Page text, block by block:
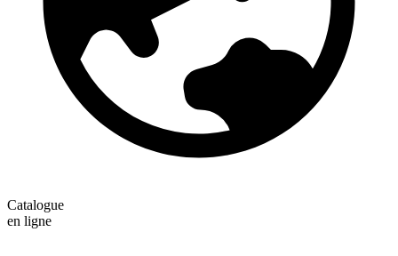
Catalogue
en ligne